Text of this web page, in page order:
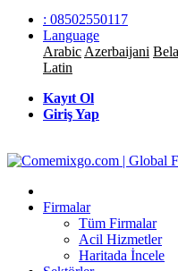
: 08502550117
Language
Arabic Azerbaijani
Latin
Kayıt Ol
Giriş Yap
Firmalar
Tüm Firmalar
Acil Hizmetler
Haritada İncele